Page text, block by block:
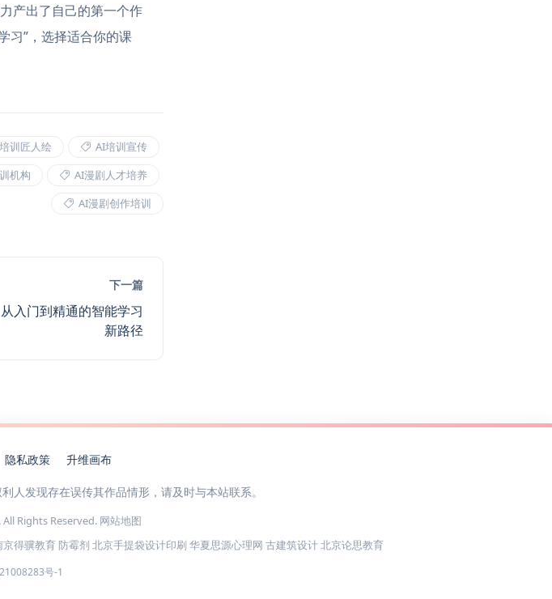
产出了自己的第一个作
习”，选择适合你的课
训匠人绘
AI培训宣传
机构
AI漫剧人才培养
AI漫剧创作培训
下一篇
入门到精通的智能学习
新路径
隐私政策 升维画布
人发现存在误传其作品情形，请及时与本站联系。
Rights Reserved. 网站地图
京得骥教育 防霉剂 北京手提袋设计印刷 华夏思源心理网 古建筑设计北京论思教育
号-1